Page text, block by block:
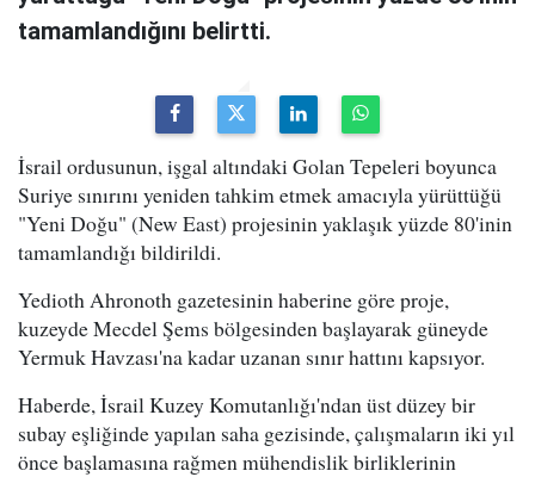
tamamlandığını belirtti.
İsrail ordusunun, işgal altındaki Golan Tepeleri boyunca
Suriye sınırını yeniden tahkim etmek amacıyla yürüttüğü
"Yeni Doğu" (New East) projesinin yaklaşık yüzde 80'inin
tamamlandığı bildirildi.
Yedioth Ahronoth gazetesinin haberine göre proje,
kuzeyde Mecdel Şems bölgesinden başlayarak güneyde
Yermuk Havzası'na kadar uzanan sınır hattını kapsıyor.
Haberde, İsrail Kuzey Komutanlığı'ndan üst düzey bir
subay eşliğinde yapılan saha gezisinde, çalışmaların iki yıl
önce başlamasına rağmen mühendislik birliklerinin